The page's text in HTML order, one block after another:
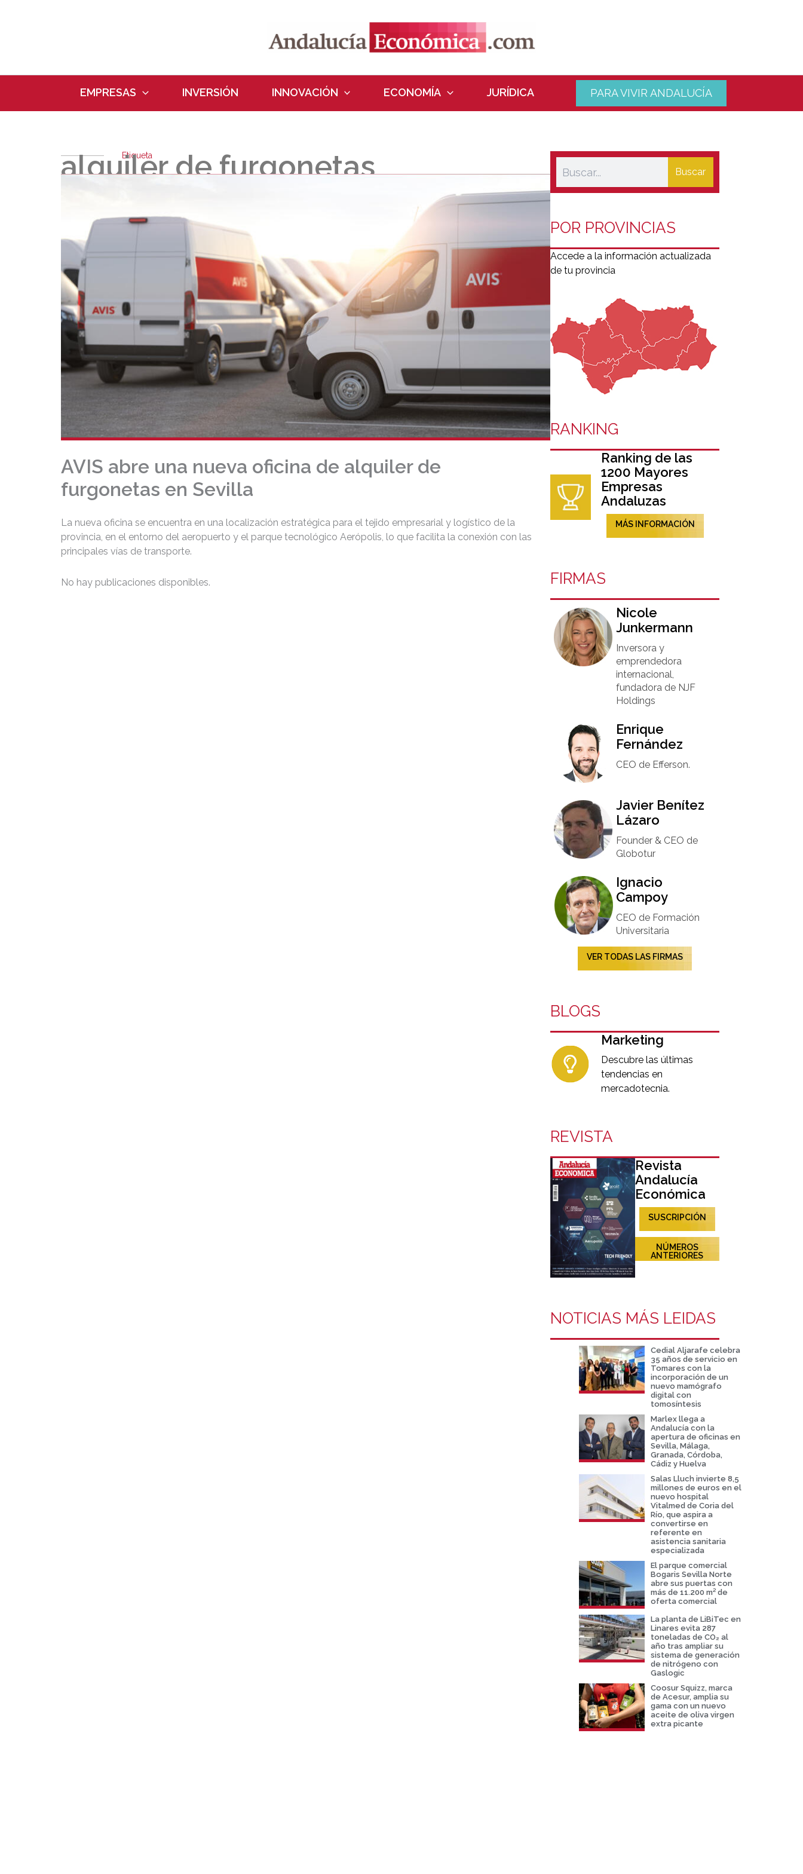
EMPRESAS INVERSIÓN INNOVACIÓN ECONOMÍA JURÍDICA PARA VIVIR ANDALUCÍA
Etiqueta
alquiler de furgonetas
AVIS abre una nueva oficina de alquiler de
furgonetas en Sevilla
La nueva oficina se encuentra en una localización estratégica para el tejido empresarial y logístico de la
provincia, en el entorno del aeropuerto y el parque tecnológico Aerópolis, lo que facilita la conexión con las
principales vías de transporte.
No hay publicaciones disponibles.
Buscar
POR PROVINCIAS
Accede a la información actualizada
de tu provincia
RANKING
Ranking de las
1200 Mayores
Empresas
Andaluzas
MÁS INFORMACIÓN
FIRMAS
Nicole
Junkermann​
Inversora y
emprendedora
internacional,
fundadora de NJF
Holdings
Enrique
Fernández
CEO de Efferson.
Javier Benítez
Lázaro
Founder & CEO de
Globotur​
Ignacio
Campoy​
CEO de Formación
Universitaria​
VER TODAS LAS FIRMAS
BLOGS
Marketing
Descubre las últimas
tendencias en
mercadotecnia.
REVISTA
Revista
Andalucía
Económica
SUSCRIPCIÓN
NÚMEROS
ANTERIORES
NOTICIAS MÁS LEIDAS
Cedial Aljarafe celebra
35 años de servicio en
Tomares con la
incorporación de un
nuevo mamógrafo
digital con
tomosíntesis
Marlex llega a
Andalucía con la
apertura de oficinas en
Sevilla, Málaga,
Granada, Córdoba,
Cádiz y Huelva
Salas Lluch invierte 8,5
millones de euros en el
nuevo hospital
Vitalmed de Coria del
Río, que aspira a
convertirse en
referente en
asistencia sanitaria
especializada
El parque comercial
Bogaris Sevilla Norte
abre sus puertas con
más de 11.200 m² de
oferta comercial
La planta de LiBiTec en
Linares evita 287
toneladas de CO₂ al
año tras ampliar su
sistema de generación
de nitrógeno con
Gaslogic
Coosur Squizz, marca
de Acesur, amplia su
gama con un nuevo
aceite de oliva virgen
extra picante